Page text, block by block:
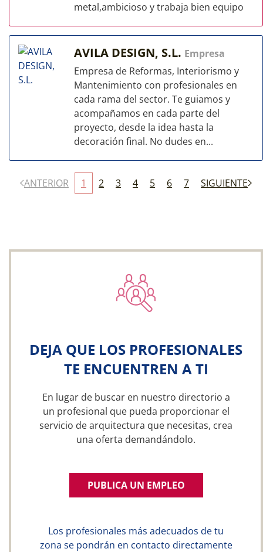
metal,ambicioso y trabaja bien equipo
AVILA DESIGN, S.L. Empresa
Empresa de Reformas, Interiorismo y
Mantenimiento con profesionales en
cada rama del sector. Te guiamos y
acompañamos en cada parte del
proyecto, desde la idea hasta la
decoración final. No dudes en...
ANTERIOR 1 2 3 4 5 6 7 SIGUIENTE
DEJA QUE LOS PROFESIONALES
TE ENCUENTREN A TI
En lugar de buscar en nuestro directorio a
un profesional que pueda proporcionar el
servicio de arquitectura que necesitas, crea
una oferta demandándolo.
PUBLICA UN EMPLEO
Los profesionales más adecuados de tu
zona se pondrán en contacto directamente